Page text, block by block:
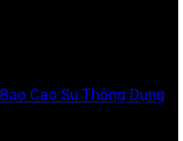
Bao Cao Su Thông Dụng